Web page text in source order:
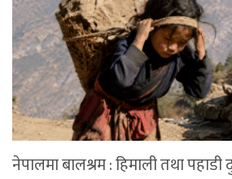
नेपालमा बालश्रम : हिमाली तथा पहाडी